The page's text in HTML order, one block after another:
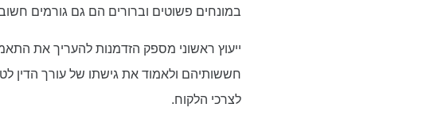
במונחים פשוטים וברורים הם גם גורמים
ייעוץ ראשוני מספק הזדמנות להעריך את
חששותיהם ולאמוד את גישתו של עורך הדין
לצרכי הלקוח.